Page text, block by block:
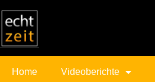
Home Videoberichte